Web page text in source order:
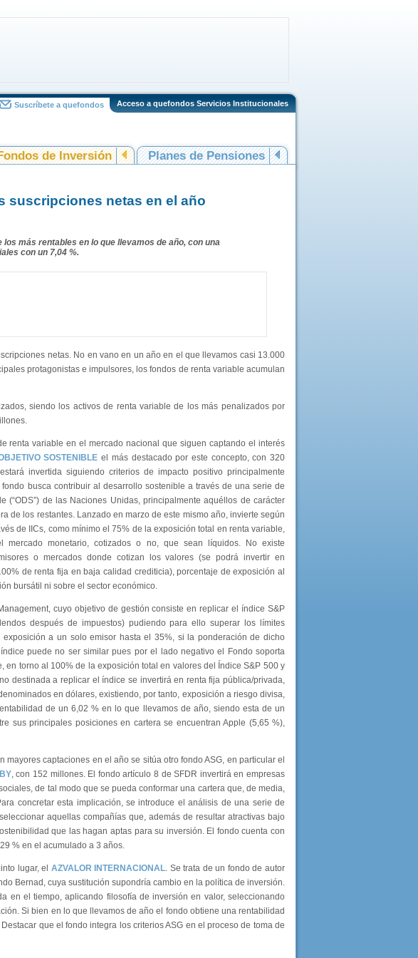
Acceso a quefondos Servicios Institucionales
Suscríbete a quefondos
de Inversión
Planes de Pensiones
suscripciones netas en el año
más rentables en lo que llevamos de año, con una
con un 7,04 %.
netas. No en vano en un año en el que llevamos casi 13.000
protagonistas e impulsores, los fondos de renta variable acumulan
siendo los activos de renta variable de los más penalizados por
renta variable en el mercado nacional que siguen captando el interés
SOSTENIBLE el más destacado por este concepto, con 320
invertida siguiendo criterios de impacto positivo principalmente
busca contribuir al desarrollo sostenible a través de una serie de
de las Naciones Unidas, principalmente aquéllos de carácter
de los restantes. Lanzado en marzo de este mismo año, invierte según
de IICs, como mínimo el 75% de la exposición total en renta variable,
monetario, cotizados o no, que sean líquidos. No existe
o mercados donde cotizan los valores (se podrá invertir en
de renta fija en baja calidad crediticia), porcentaje de exposición al
bursátil ni sobre el sector económico.
cuyo objetivo de gestión consiste en replicar el índice S&P
después de impuestos) pudiendo para ello superar los límites
a un solo emisor hasta el 35%, si la ponderación de dicho
puede no ser similar pues por el lado negativo el Fondo soporta
torno al 100% de la exposición total en valores del Índice S&P 500 y
destinada a replicar el índice se invertirá en renta fija pública/privada,
en dólares, existiendo, por tanto, exposición a riesgo divisa,
de un 6,02 % en lo que llevamos de año, siendo esta de un
sus principales posiciones en cartera se encuentran Apple (5,65 %),
captaciones en el año se sitúa otro fondo ASG, en particular el
, con 152 millones. El fondo artículo 8 de SFDR invertirá en empresas
de tal modo que se pueda conformar una cartera que, de media,
concretar esta implicación, se introduce el análisis de una serie de
aquellas compañías que, además de resultar atractivas bajo
que las hagan aptas para su inversión. El fondo cuenta con
% en el acumulado a 3 años.
lugar, el AZVALOR INTERNACIONAL. Se trata de un fondo de autor
Bernad, cuya sustitución supondría cambio en la política de inversión.
en el tiempo, aplicando filosofía de inversión en valor, seleccionando
Si bien en lo que llevamos de año el fondo obtiene una rentabilidad
que el fondo integra los criterios ASG en el proceso de toma de